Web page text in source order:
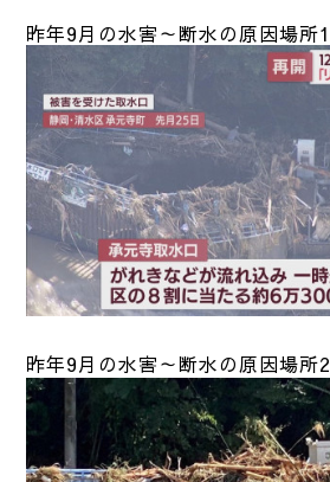
昨年9月の水害～断水の原因場所1
昨年9月の水害～断水の原因場所2